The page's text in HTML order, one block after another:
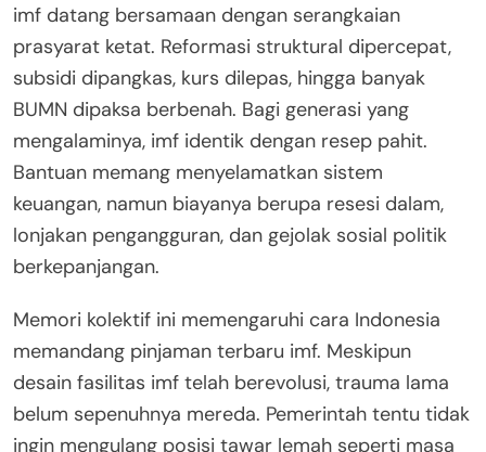
imf datang bersamaan dengan serangkaian
prasyarat ketat. Reformasi struktural dipercepat,
subsidi dipangkas, kurs dilepas, hingga banyak
BUMN dipaksa berbenah. Bagi generasi yang
mengalaminya, imf identik dengan resep pahit.
Bantuan memang menyelamatkan sistem
keuangan, namun biayanya berupa resesi dalam,
lonjakan pengangguran, dan gejolak sosial politik
berkepanjangan.
Memori kolektif ini memengaruhi cara Indonesia
memandang pinjaman terbaru imf. Meskipun
desain fasilitas imf telah berevolusi, trauma lama
belum sepenuhnya mereda. Pemerintah tentu tidak
ingin mengulang posisi tawar lemah seperti masa